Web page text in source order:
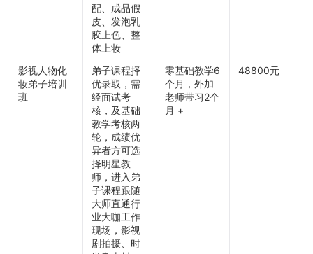
配、成品假
皮、发泡乳
胶上色、整
体上妆
影视人物化
妆弟子培训
班
弟子课程择
优录取，需
经面试考
核，及基础
教学考核两
轮，成绩优
异者方可选
择明星教
师，进入弟
子课程跟随
大师直通行
业大咖工作
现场，影视
剧拍摄、时
零基础教学6
个月，外加
老师带习2个
月 +
48800元